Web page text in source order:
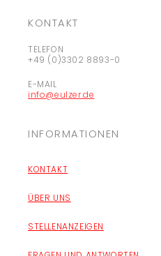
KONTAKT
TELEFON
+49 (0)3302 8893-0
E-MAIL
info@eulzer.de
INFORMATIONEN
KONTAKT
ÜBER UNS
STELLENANZEIGEN